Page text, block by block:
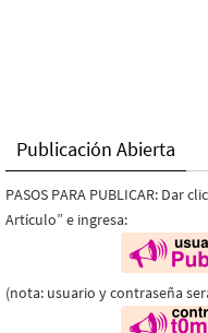
Publicación Abierta
PASOS PARA PUBLICAR: Dar
Artículo” e ingresa:
(nota: usuario y contraseña